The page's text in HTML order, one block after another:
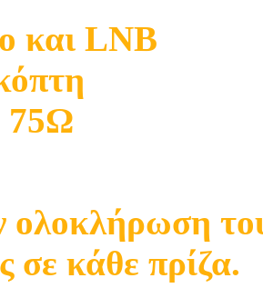
και LNB
75Ω
σε κάθε πρίζα.